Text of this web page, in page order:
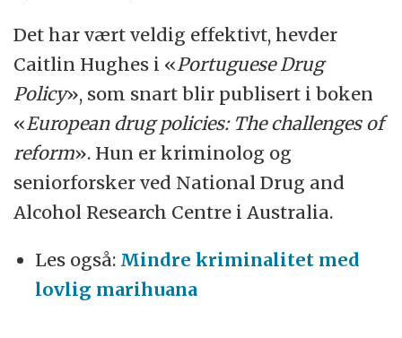
Det har vært veldig effektivt, hevder
Caitlin Hughes i «Portuguese Drug
Policy», som snart blir publisert i boken
«European drug policies: The challenges of
reform». Hun er kriminolog og
seniorforsker ved National Drug and
Alcohol Research Centre i Australia.
Les også: Mindre kriminalitet med
lovlig marihuana